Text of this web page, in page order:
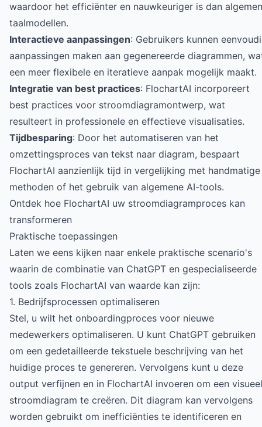
waardoor het efficiënter en nauwkeuriger is dan
taalmodellen.
Interactieve aanpassingen: Gebruikers kunnen
aanpassingen maken aan gegenereerde diagrammen,
een meer flexibele en iteratieve aanpak mogelijk maakt.
Integratie van best practices: FlochartAI incorporeert
best practices voor stroomdiagramontwerp, wat
resulteert in professionele en effectieve visualisaties.
Tijdbesparing: Door het automatiseren van het
omzettingsproces van tekst naar diagram, bespaart
FlochartAI aanzienlijk tijd in vergelijking met handmatige
methoden of het gebruik van algemene AI-tools.
Ontdek hoe FlochartAI uw stroomdiagramproces kan
transformeren
Praktische toepassingen
Laten we eens kijken naar enkele praktische scenario's
waarin de combinatie van ChatGPT en gespecialiseerde
tools zoals FlochartAI van waarde kan zijn:
1. Bedrijfsprocessen optimaliseren
Stel, u wilt het onboardingproces voor nieuwe
medewerkers optimaliseren. U kunt ChatGPT gebruiken
om een gedetailleerde tekstuele beschrijving van het
huidige proces te genereren. Vervolgens kunt u deze
output verfijnen en in FlochartAI invoeren om een visueel
stroomdiagram te creëren. Dit diagram kan vervolgens
worden gebruikt om inefficiënties te identificeren en